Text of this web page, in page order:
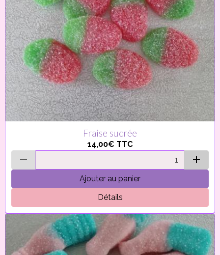
Fraise sucrée
14,00€ TTC
Ajouter au panier
Détails